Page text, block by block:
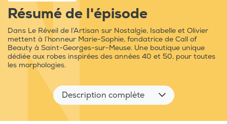
Résumé de l'épisode
Dans Le Réveil de l’Artisan sur Nostalgie, Isabelle et Olivier
mettent à l’honneur Marie-Sophie, fondatrice de Call of
Beauty à Saint-Georges-sur-Meuse. Une boutique unique
dédiée aux robes inspirées des années 40 et 50, pour toutes
les morphologies.
Description complète